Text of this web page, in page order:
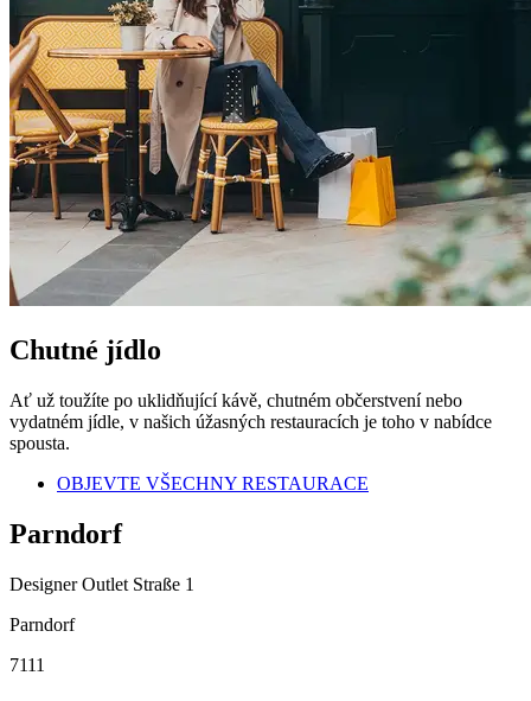
Chutné jídlo
Ať už toužíte po uklidňující kávě, chutném občerstvení nebo
vydatném jídle, v našich úžasných restauracích je toho v nabídce
spousta.
OBJEVTE VŠECHNY RESTAURACE
Parndorf
Designer Outlet Straße 1
Parndorf
7111